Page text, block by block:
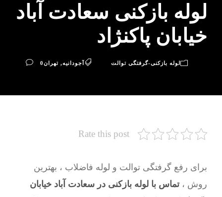
لوله بازکنی سعادت آباد
خیابان پاکنژاد
لوله بازکنی-گرفتگی توالت آجودانیه, تهران0
Rate this post
برای رفع گرفتگی توالت و لوله فاضلاب ، بهترین
روش ،تماس با لوله بازکنی در سعادت آباد خیابان